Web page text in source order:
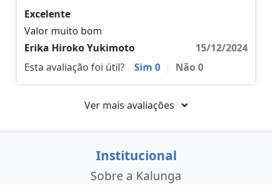
Excelente
Valor muito bom
Erika Hiroko Yukimoto
15/12/2024
Esta avaliação foi útil?
Sim 0 | Não0
Ver mais avaliações
Institucional
Sobre a Kalunga